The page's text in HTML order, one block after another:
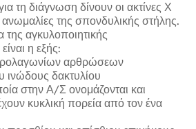
τη διάγνωση δίνουν οι ακτίνες Χ
της σπονδυλικής στήλης.
της αγκυλοποιητικής
η εξής:
αρθρώσεων
ινώδους δακτυλίου
κυκλική πορεία από τον ένα